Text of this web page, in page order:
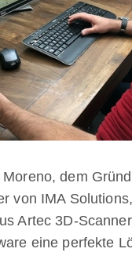
dem
von IMA
Artec 3D-
eine perfekte